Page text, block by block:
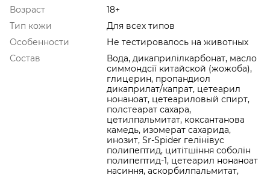
Возраст
18+
Тип кожи
Для всех типов
Особенности
Не тестировалось на животных
Состав
Вода, дикаприлілкарбонат, масло
симмондсії китайской (жожоба),
глицерин, пропандиол
дикаприлат/капрат, цетеарил
нонаноат, цетеариловый спирт,
полстеарат сахара,
цетилпальмитат, коксантанова
камедь, изомерат сахарида,
инозит, Sr-Spider гелінівус
полипептид, цитітшіння соболін
полипептид-1, цетеарил нонаноат
насиння, аскорбилпальмитат,